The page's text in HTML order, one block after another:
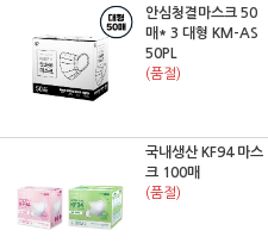
안심청결마스크 50
매* 3 대형 KM-AS
50PL
(품절)
국내생산 KF94 마스
크 100매
(품절)